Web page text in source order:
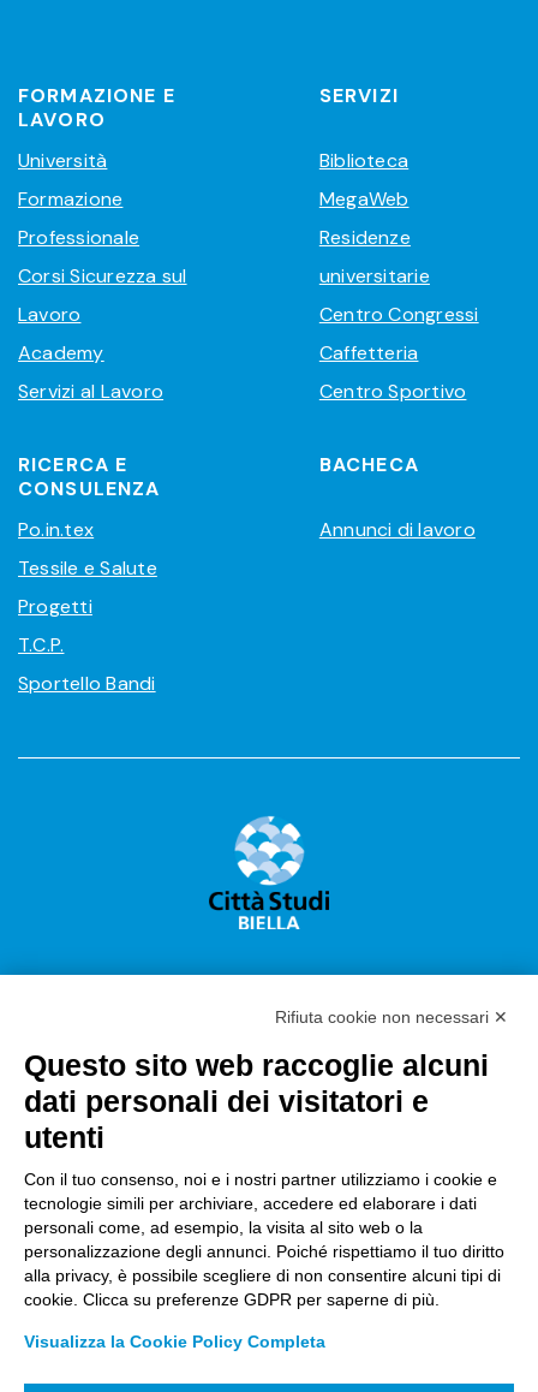
FORMAZIONE E
LAVORO
Università
Formazione
Professionale
Corsi Sicurezza sul
Lavoro
Academy
Servizi al Lavoro
SERVIZI
Biblioteca
MegaWeb
Residenze
universitarie
Centro Congressi
Caffetteria
Centro Sportivo
RICERCA E
CONSULENZA
Po.in.tex
Tessile e Salute
Progetti
T.C.P.
Sportello Bandi
BACHECA
Annunci di lavoro
Città Studi S.p.A.
Sede Legale Corso G. Pella, 2 – 13900 Biella Italy –
18.235.000,00
Registro Imprese Biella C. F. e numero 01491490023 –
R.E.A. CCIAA BI n. 142579 – Partita IVA 01491490023
PEC:amm.cittastudi@pec.ptbiellese.it–
megaweb@pec.ptbiellese.it
Rifiuta cookie non necessari ✕
Questo sito web raccoglie alcuni
dati personali dei visitatori e
utenti
Con il tuo consenso, noi e i nostri partner utilizziamo i cookie e
tecnologie simili per archiviare, accedere ed elaborare i dati
personali come, ad esempio, la visita al sito web o la
personalizzazione degli annunci. Poiché rispettiamo il tuo diritto
alla privacy, è possibile scegliere di non consentire alcuni tipi di
cookie. Clicca su preferenze GDPR per saperne di più.
Visualizza la Cookie Policy Completa